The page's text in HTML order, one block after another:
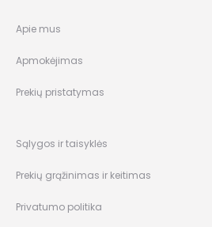
Apie mus
Apmokėjimas
Prekių pristatymas
Sąlygos ir taisyklės
Prekių grąžinimas ir keitimas
Privatumo politika